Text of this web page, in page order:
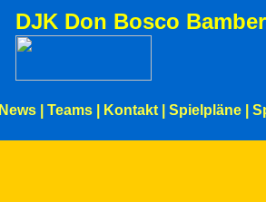
DJK Don Bosco
News Teams Kontakt Spielpläne